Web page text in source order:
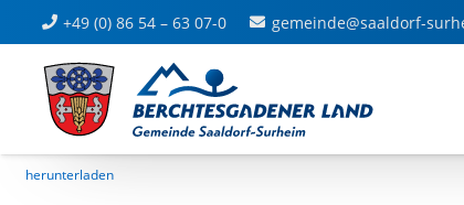
+49 (0) 86 54 – 63 07-0 gemeinde@saaldorf-
Ansicht Ost
Dateigrösse: 3.85 MB
Created: 17.06.2025
Updated: 17.06.2025
Aufrufe: 61
herunterladen